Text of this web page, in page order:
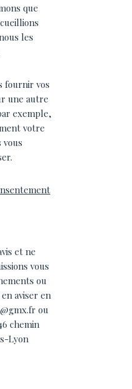
que
les
fournir vos
une autre
exemple,
votre
et ne
vous
ou
aviser en
ou
chemin
Lyon